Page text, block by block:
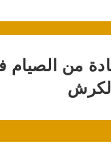
من الصيام